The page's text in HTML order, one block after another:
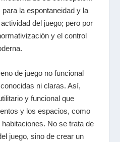
la espontaneidad y la
del juego; pero por
y el control
de juego no funcional
ni claras. Así,
y funcional que
y los espacios, como
No se trata de
juego, sino de crear un